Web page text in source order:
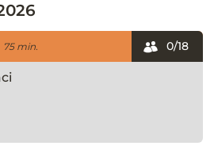
75 min. 0/18